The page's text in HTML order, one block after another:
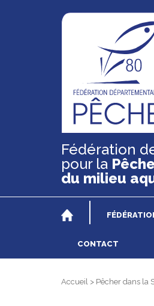
Fédération
pour la
du milieu
CONTACT
Accueil > Pêcher dans la